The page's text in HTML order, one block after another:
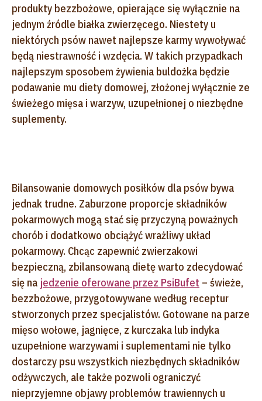
produkty bezzbożowe, opierające się wyłącznie na
jednym źródle białka zwierzęcego. Niestety u
niektórych psów nawet najlepsze karmy wywoływać
będą niestrawność i wzdęcia. W takich przypadkach
najlepszym sposobem żywienia buldożka będzie
podawanie mu diety domowej, złożonej wyłącznie ze
świeżego mięsa i warzyw, uzupełnionej o niezbędne
suplementy.
Bilansowanie domowych posiłków dla psów bywa
jednak trudne. Zaburzone proporcje składników
pokarmowych mogą stać się przyczyną poważnych
chorób i dodatkowo obciążyć wrażliwy układ
pokarmowy. Chcąc zapewnić zwierzakowi
bezpieczną, zbilansowaną dietę warto zdecydować
się na jedzenie oferowane przez PsiBufet – świeże,
bezzbożowe, przygotowywane według receptur
stworzonych przez specjalistów. Gotowane na parze
mięso wołowe, jagnięce, z kurczaka lub indyka
uzupełnione warzywami i suplementami nie tylko
dostarczy psu wszystkich niezbędnych składników
odżywczych, ale także pozwoli ograniczyć
nieprzyjemne objawy problemów trawiennych u